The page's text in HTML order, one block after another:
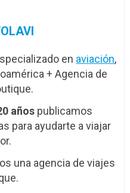
en aviación,
+ Agencia de
años publicamos
para ayudarte a viajar
una agencia de viajes